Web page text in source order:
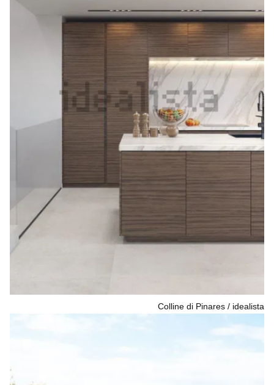
Colline di Pinares idealista